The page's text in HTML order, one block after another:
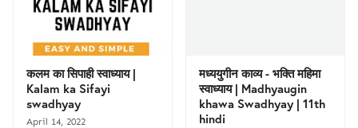
कलम का सिपाही स्वाध्याय |
Kalam ka Sifayi
swadhyay
April 14, 2022
मध्ययुगीन काव्य - भक्ति महिमा
स्वाध्याय | Madhyaugin
khawa Swadhyay | 11th
hindi